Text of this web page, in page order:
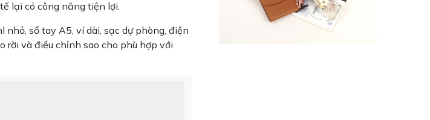
lại có công năng tiện lợi.
nhỏ, sổ tay A5, ví dài, sạc dự phòng, điện
rời và điều chỉnh sao cho phù hợp với